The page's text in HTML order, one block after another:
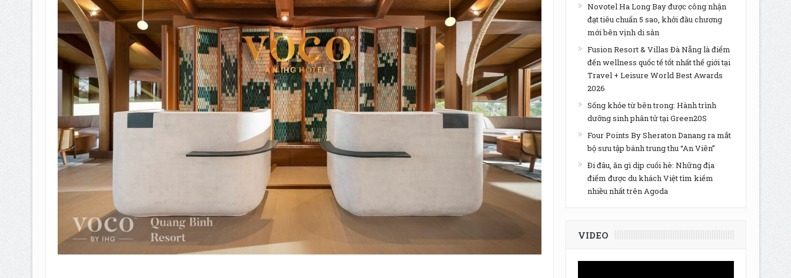
Novotel Ha Long Bay được công nhận
đạt tiêu chuẩn 5 sao, khởi đầu chương
mới bên vịnh di sản
Fusion Resort & Villas Đà Nẵng là điểm
đến wellness quốc tế tốt nhất thế giới tại
Travel + Leisure World Best Awards
2026
Sống khỏe từ bên trong: Hành trình
dưỡng sinh phân tử tại Green20S
Four Points By Sheraton Danang ra mắt
bộ sưu tập bánh trung thu “An Viên”
Đi đâu, ăn gì dịp cuối hè: Những địa
điểm được du khách Việt tìm kiếm
nhiều nhất trên Agoda
VIDEO